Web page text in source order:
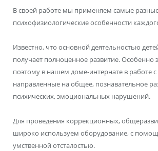
В своей работе мы применяем самые
психофизиологические особенности
Известно, что основной деятельностью
получает полноценное развитие. Особенно
поэтому в нашем доме-интернате в работе
направленные на общее, познавательное
психических, эмоциональных нарушений.
Для проведения коррекционных,
широко используем оборудование, с
умственной отсталостью.